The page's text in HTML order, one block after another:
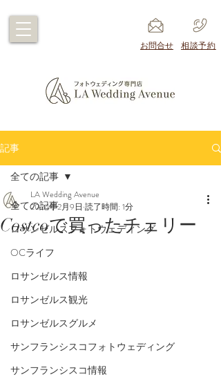
​お問合せ ​相談予約
記事
全ての記事
ロサンゼルスフォトウェディング
OCライフ
ロサンゼルス情報
ロサンゼルス観光
ロサンゼルスグルメ
サンフランシスコフォトウェディング
サンフランシスコ情報
全ての記事
Costcoで買ったチェリー
LA Wedding Avenue
2024年2月9日 読了時間: 1分